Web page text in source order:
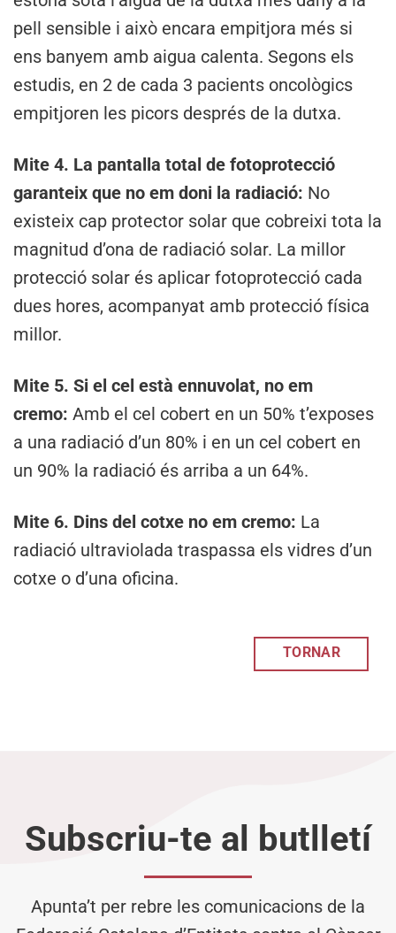
pell sensible i això encara empitjora més si
ens banyem amb aigua calenta. Segons els
estudis, en 2 de cada 3 pacients oncològics
empitjoren les picors després de la dutxa.
Mite 4. La pantalla total de fotoprotecció
garanteix que no em doni la radiació: No
existeix cap protector solar que cobreixi tota la
magnitud d’ona de radiació solar. La millor
protecció solar és aplicar fotoprotecció cada
dues hores, acompanyat amb protecció física
millor.
Mite 5. Si el cel està ennuvolat, no em
cremo: Amb el cel cobert en un 50% t’exposes
a una radiació d’un 80% i en un cel cobert en
un 90% la radiació és arriba a un 64%.
Mite 6. Dins del cotxe no em cremo: La
radiació ultraviolada traspassa els vidres d’un
cotxe o d’una oficina.
TORNAR
Subscriu-te al butlletí
Apunta’t per rebre les comunicacions de la